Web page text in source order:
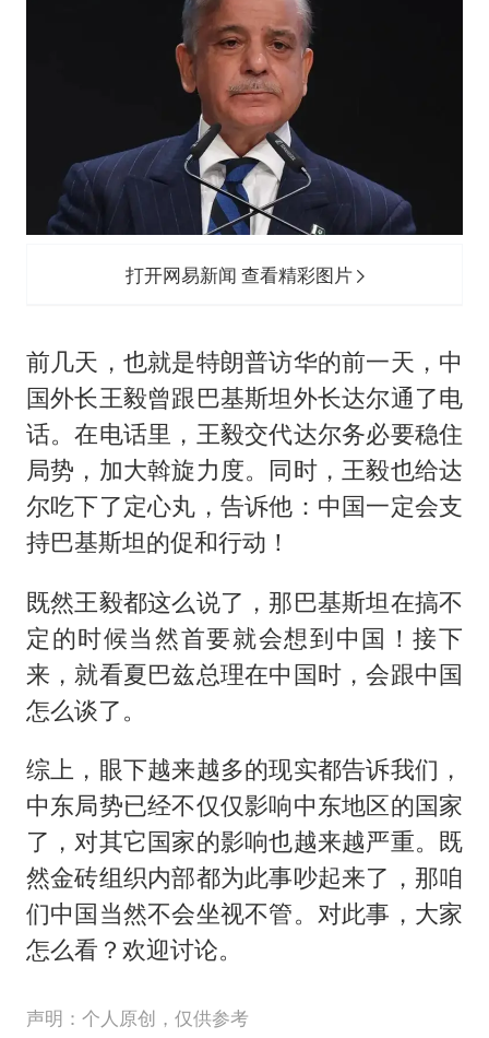
打开网易新闻 查看精彩图片
前几天，也就是特朗普访华的前一天，中
国外长王毅曾跟巴基斯坦外长达尔通了电
话。在电话里，王毅交代达尔务必要稳住
局势，加大斡旋力度。同时，王毅也给达
尔吃下了定心丸，告诉他：中国一定会支
持巴基斯坦的促和行动！
既然王毅都这么说了，那巴基斯坦在搞不
定的时候当然首要就会想到中国！接下
来，就看夏巴兹总理在中国时，会跟中国
怎么谈了。
综上，眼下越来越多的现实都告诉我们，
中东局势已经不仅仅影响中东地区的国家
了，对其它国家的影响也越来越严重。既
然金砖组织内部都为此事吵起来了，那咱
们中国当然不会坐视不管。对此事，大家
怎么看？欢迎讨论。
声明：个人原创，仅供参考